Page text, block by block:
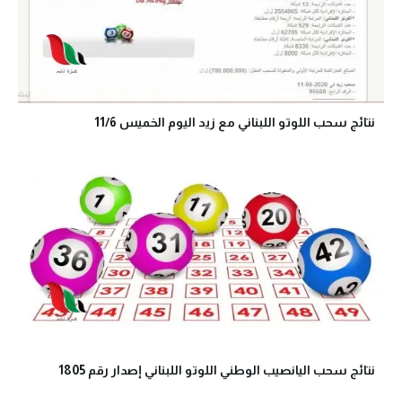
نتائج سحب اللوتو اللبناني مع زيد اليوم الخميس 11/6
نتائج سحب اليانصيب الوطني اللوتو اللبناني إصدار رقم 1805